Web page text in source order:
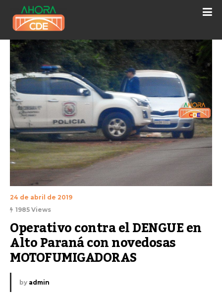
24 de abril de 2019
1985 Views
Operativo contra el DENGUE en
Alto Paraná con novedosas
MOTOFUMIGADORAS
by admin